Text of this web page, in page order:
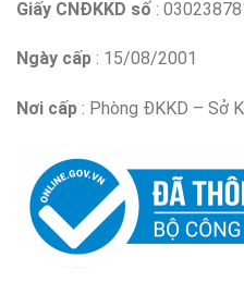
Giấy CNĐKKD số :
Ngày cấp : 15/08/2001
Nơi cấp : Phòng ĐKKD – Sở